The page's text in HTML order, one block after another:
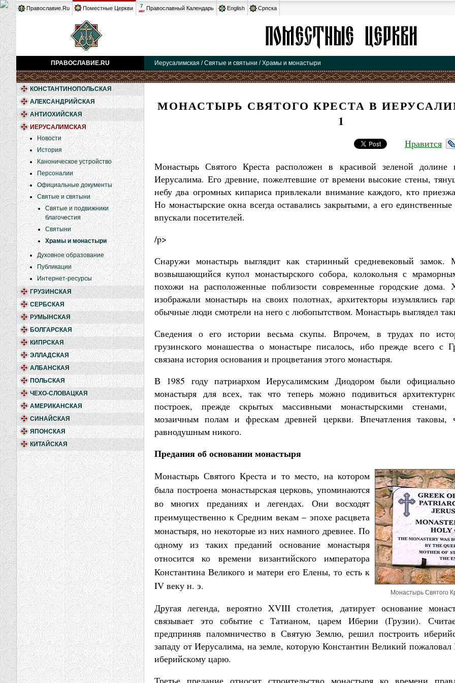
Православие.Ru Поместные Церкви 7
авг Православный Календарь English Српска
ПРАВОСЛАВИЕ.RU Иерусалимская / Святые и святыни / Храмы и монастыри
КОНСТАНТИНОПОЛЬСКАЯ
АЛЕКСАНДРИЙСКАЯ
АНТИОХИЙСКАЯ
ИЕРУСАЛИМСКАЯ
Новости
История
Каноническое устройство
Персоналии
Официальные документы
Святые и святыни
Святые и подвижники
благочестия
Святыни
Храмы и монастыри
Духовное образование
Публикации
Интернет-ресурсы
ГРУЗИНСКАЯ
СЕРБСКАЯ
РУМЫНСКАЯ
БОЛГАРСКАЯ
КИПРСКАЯ
ЭЛЛАДСКАЯ
АЛБАНСКАЯ
ПОЛЬСКАЯ
ЧЕХО-СЛОВАЦКАЯ
АМЕРИКАНСКАЯ
СИНАЙСКАЯ
ЯПОНСКАЯ
КИТАЙСКАЯ
МОНАСТЫРЬ СВЯТОГО КРЕСТА В
1
Нравится
Монастырь Святого Креста расположен в красивой зеленой долине
Иерусалима. Его древние, пожелтевшие от времени высокие стены,
небу два огромных кипариса привлекали внимание каждого, кто
Но монастырские окна всегда оставались закрытыми, а его единственные
впускали посетителей.
/p>
Снаружи монастырь выглядит как старинный средневековый замок.
возвышающийся купол монастырского собора, колокольня с
похожи на расположенные поблизости современные городские дома.
изображали монастырь на своих полотнах, архитекторы изумлялись
обычные люди смотрели на него с любопытством. Монастырь выглядел
Сведения о его истории весьма скупы. Впрочем, в трудах по
грузинского монашества о монастыре писалось, ибо прежде всего с
связана история основания и процветания этого монастыря.
В 1985 году патриархом Иерусалимским Диодором были
монастыря для всех, так что теперь можно подивиться
построек, прежде скрытых массивными монастырскими
мозаичным полам и фрескам древней церкви. Впечатления таковы,
равнодушным никого.
Предания об основании монастыря
Монастырь Святого
Монастырь Святого Креста и то место, на котором
была построена монастырская церковь, упоминаются
во многих преданиях и легендах. Они восходят
преимущественно к Средним векам – эпохе расцвета
монастыря, но некоторые из них намного древнее. По
одному из таких преданий основание монастыря
относится ко времени византийского императора
Константина Великого и матери его Елены, то есть к
IV веку н. э.
Другая легенда, вероятно XVIII столетия, датирует основание
связывает это событие с Татианом, царем Иберии (Грузии).
предприняв паломничество в Святую Землю, решил построить
западу от Иерусалима, на земле, которую Константин Великий
иберийскому царю.
Третье предание относит строительство монастыря ко времени